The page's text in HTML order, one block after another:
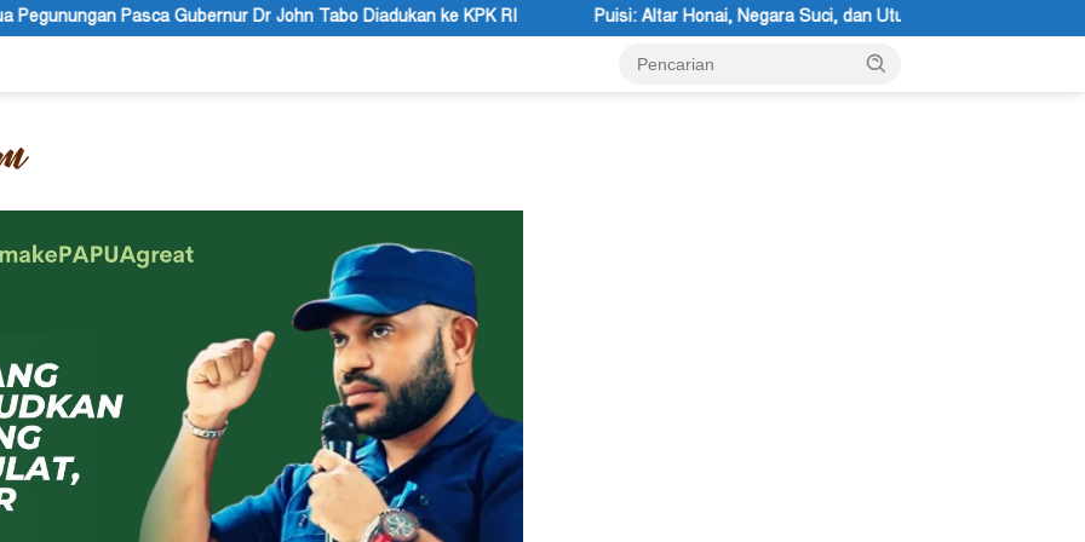
John Tabo Diadukan ke KPK RI Puisi: Altar Honai, Negara Suci, dan Utusan Langit Karya Siswa dan Siswi SMA Negeri 1 Dogiyai